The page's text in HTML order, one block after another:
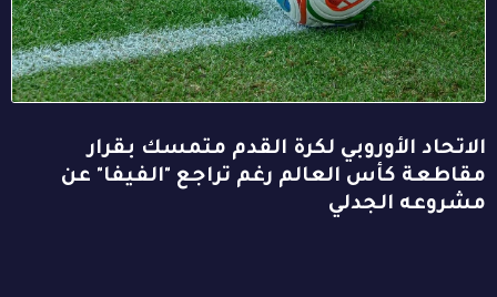
الاتحاد الأوروبي لكرة القدم متمسك بقرار
مقاطعة كأس العالم رغم تراجع "الفيفا" عن
مشروعه الجدلي